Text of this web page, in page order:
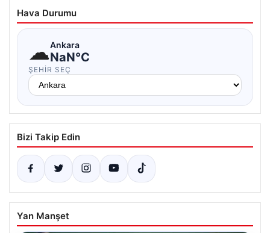
Hava Durumu
☁Ankara
NaN°C
ŞEHIR SEÇ
Bizi Takip Edin
Yan Manşet